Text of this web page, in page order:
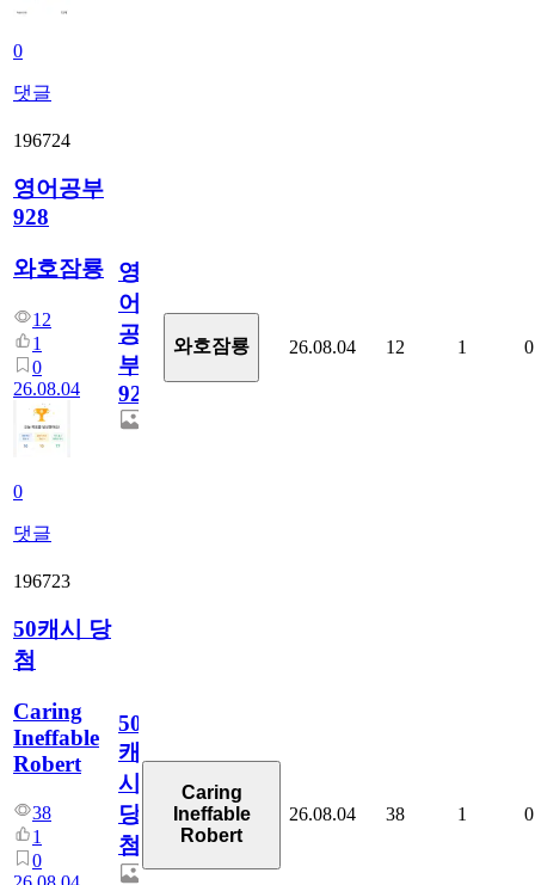
0
댓글
196724
영어공부
928
와호잠룡
12
1
0
26.08.04
0
댓글
영
어
공
부
928
와호잠룡 26.08.04 12 1 0
196723
50캐시 당
첨
Caring
Ineffable
Robert
38
1
0
50
캐
시
당
첨
Caring
Ineffable
Robert
26.08.04 38 1 0